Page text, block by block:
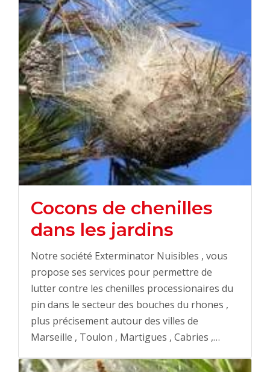
Cocons de chenilles
dans les jardins
Notre société Exterminator Nuisibles , vous
propose ses services pour permettre de
lutter contre les chenilles processionaires du
pin dans le secteur des bouches du rhones ,
plus précisement autour des villes de
Marseille , Toulon , Martigues , Cabries ,…